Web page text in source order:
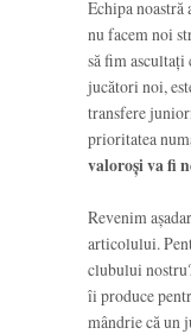
Echipa noastră
nu facem noi
să fim ascultați
jucători noi,
transfere
prioritatea
valoroși va fi
Revenim
articolului.
clubului
îi produce
mândrie că un